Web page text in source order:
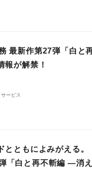
最新作第27弾「白と
が解禁！
サービス
とともによみがえる。
「白と再不斬編 ―消